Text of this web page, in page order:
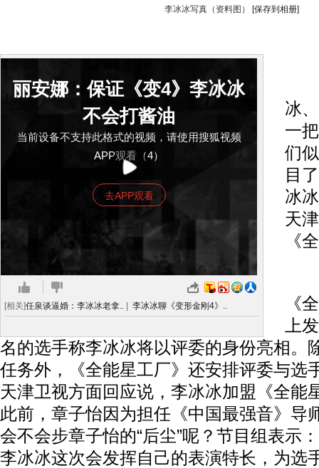
李冰冰写真（资料图） [保存到相册]
丽安娜：保证《变4》李冰冰
不会打酱油
当前设备不支持此格式的视频，请使用搜狐视频
APP观看（4）
去APP观看
[相关]任泉谈逼婚：李冰冰老拿.. 李冰冰聊《变形金刚4》..
冰
一
们
目
冰
天
《
《
上
名的选手称李冰冰将以评委的身份亮相。
任务外，《全能星工厂》还安排评委与选
天津卫视方面回应说，李冰冰加盟《全能
此前，章子怡因为担任《中国最强音》导
会不会步章子怡的“后尘”呢？节目组表示
李冰冰这次会发挥自己的表演特长，为选